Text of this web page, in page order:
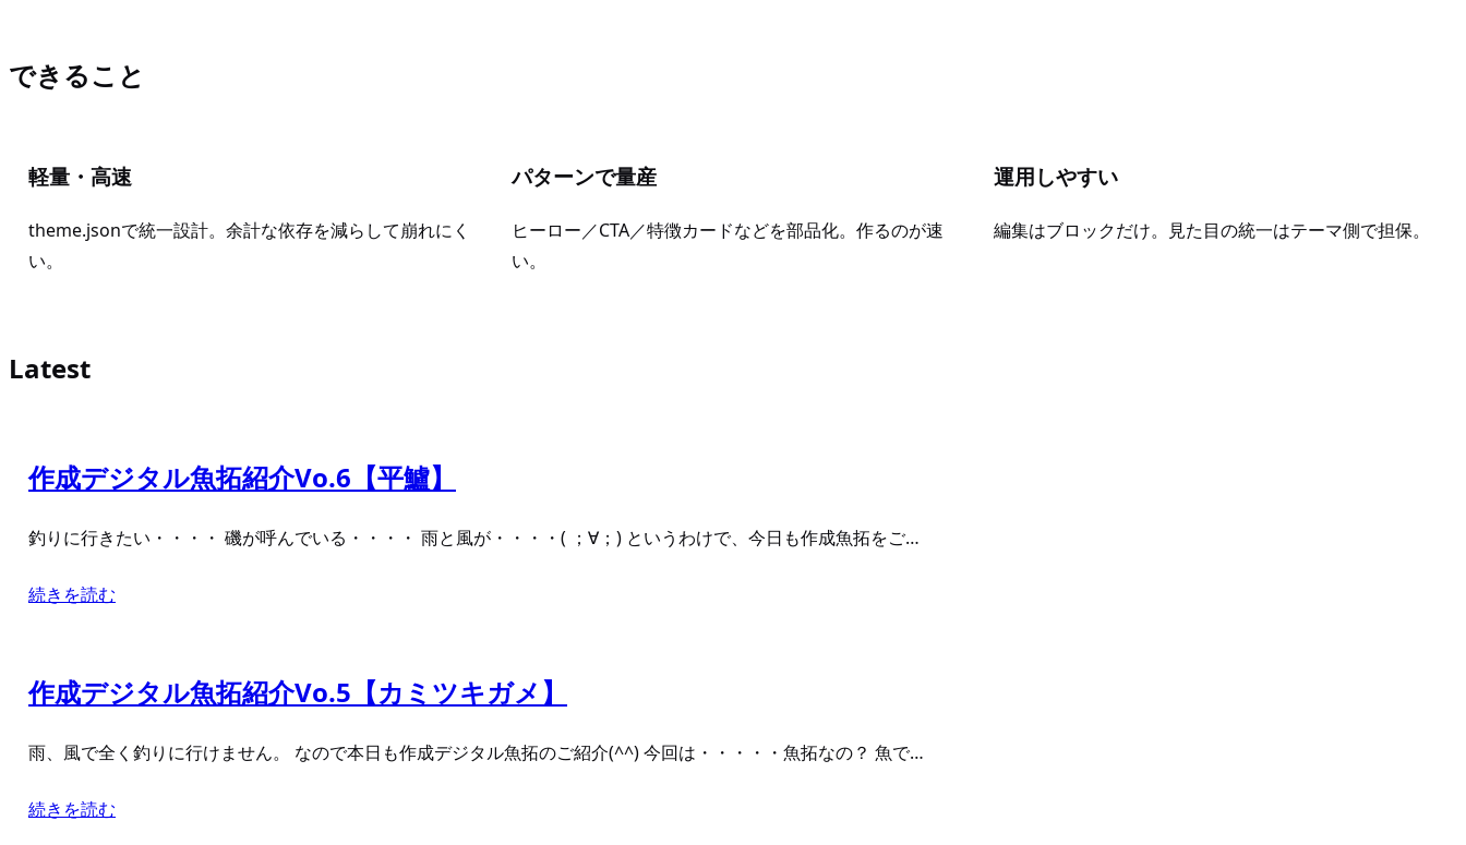
できること
軽量・高速
theme.jsonで統一設計。余計な依存を減らして崩れにく
い。
パターンで量産
ヒーロー／CTA／特徴カードなどを部品化。作るのが速
い。
運用しやすい
編集はブロックだけ。見た目の統一はテーマ側で担保。
Latest
作成デジタル魚拓紹介Vo.6【平鱸】
釣りに行きたい・・・・ 磯が呼んでいる・・・・ 雨と風が・・・・( ；∀；) というわけで、今日も作成魚拓をご…
続きを読む
作成デジタル魚拓紹介Vo.5【カミツキガメ】
雨、風で全く釣りに行けません。 なので本日も作成デジタル魚拓のご紹介(^^) 今回は・・・・・魚拓なの？ 魚で…
続きを読む